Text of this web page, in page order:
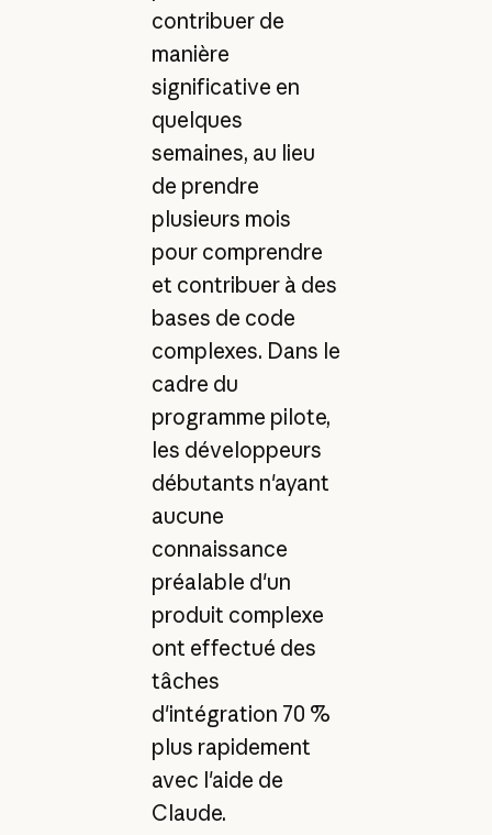
contribuer de
manière
significative en
quelques
semaines, au lieu
de prendre
plusieurs mois
pour comprendre
et contribuer à des
bases de code
complexes. Dans le
cadre du
programme pilote,
les développeurs
débutants n'ayant
aucune
connaissance
préalable d'un
produit complexe
ont effectué des
tâches
d'intégration 70 %
plus rapidement
avec l'aide de
Claude.